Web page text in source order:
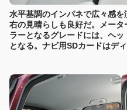
水平基調のインパネで広々感
右の見晴らしも良好だ。メー
ラーとなるグレードには、ヘ
となる。ナビ用SDカードはデ